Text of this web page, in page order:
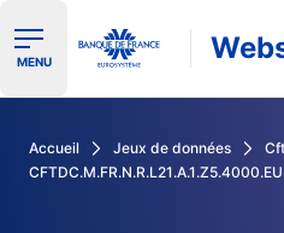
Ouvrir le menu de
MENU
Accueil Jeux de données